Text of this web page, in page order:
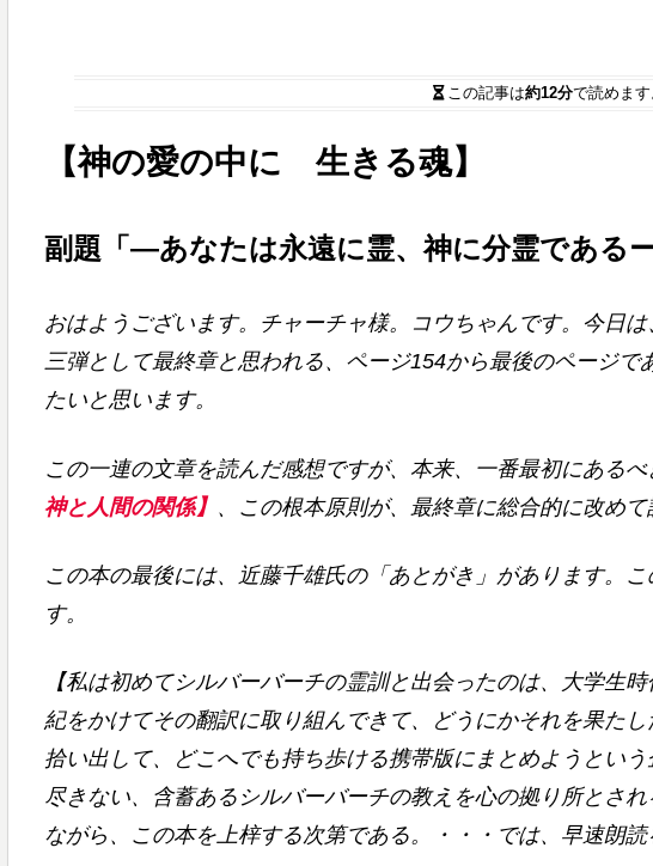
この記事は約12分で読めます
【神の愛の中に 生きる魂】
副題「―あなたは永遠に霊、神に分霊であるー
おはようございます。チャーチャ様。コウちゃんです。今日は
三弾として最終章と思われる、ページ154から最後のページ
たいと思います。
この一連の文章を読んだ感想ですが、本来、一番最初にあるべ
神と人間の関係】 、この根本原則が、最終章に総合的に改めて
この本の最後には、近藤千雄氏の「あとがき」があります。
す。
【私は初めてシルバーバーチの霊訓と出会ったのは、大学生
紀をかけてその翻訳に取り組んできて、どうにかそれを果た
拾い出して、どこへでも持ち歩ける携帯版にまとめようとい
尽きない、含蓄あるシルバーバーチの教えを心の拠り所とさ
ながら、この本を上梓する次第である。・・・では、早速朗読